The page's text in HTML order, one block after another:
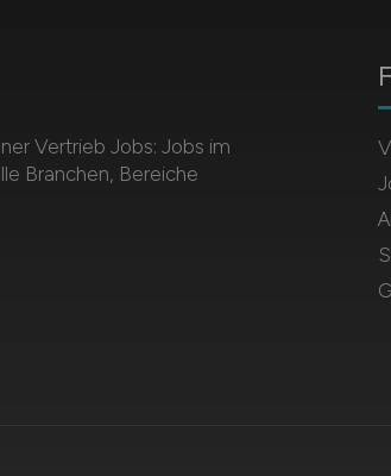
Vertrieb Jobs: Jobs im
Branchen, Bereiche